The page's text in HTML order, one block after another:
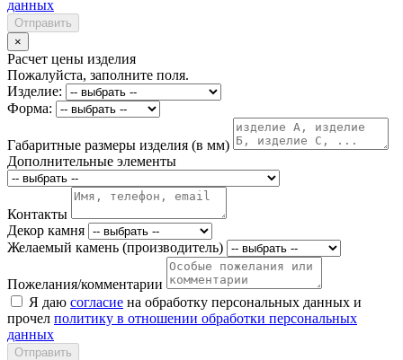
данных
Отправить
×
Расчет цены изделия
Пожалуйста, заполните поля.
Изделие:
Форма:
Габаритные размеры изделия (в мм)
Дополнительные элементы
Контакты
Декор камня
Желаемый камень (производитель)
Пожелания/комментарии
Я даю согласие на обработку персональных данных и
прочел политику в отношении обработки персональных
данных
Отправить